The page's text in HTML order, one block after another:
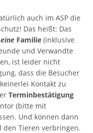
auch im ASP die
Das heißt: Das
eine Familie (inklusive
und Verwandte
ist leider nicht
dass die Besucher
Kontakt zu
Terminbestätigung
(bitte mit
Und können dann
den Tieren verbringen.